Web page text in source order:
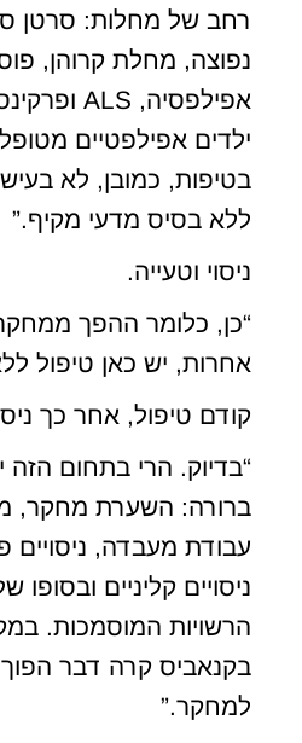
רחב של מחלות: סרטן
נפוצה, מחלת קרוהן,
ילדים אפילפטיים
בטיפות, כמובן, לא
ללא בסיס מדעי מקיף.”
ניסוי וטעייה.
“כן, כלומר ההפך
אחרות, יש כאן טיפול
קודם טיפול, אחר כך
“בדיוק. הרי בתחום הזה
ברורה: השערת מחקר,
עבודת מעבדה, ניסויים
ניסויים קליניים
הרשויות המוסמכות.
בקנאביס קרה דבר
למחקר.”